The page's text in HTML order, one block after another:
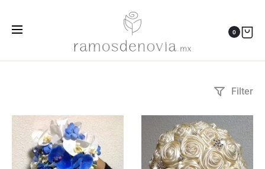
0
ramos eternos
Productos etiquetados “ramos eternos”
Filter